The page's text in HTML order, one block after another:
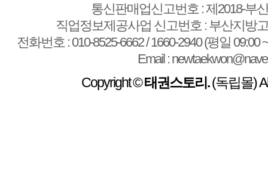
통신판매업신고번호 : 제2018-부
직업정보제공사업 신고번호 : 부산지방
전화번호 : 010-8525-6662 / 1660-2940 (평일 09:00
Email :
Copyright ©태권스토리.(독립몰)